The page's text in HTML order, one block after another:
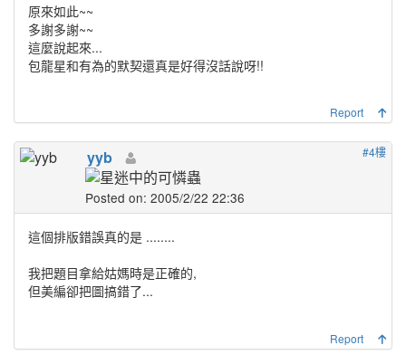
原來如此~~
多謝多謝~~
這麼說起來...
包龍星和有為的默契還真是好得沒話說呀!!
Report
#4樓
yyb
Posted on: 2005/2/22 22:36
這個排版錯誤真的是 ........
我把題目拿給姑媽時是正確的,
但美編卻把圖搞錯了...
Report